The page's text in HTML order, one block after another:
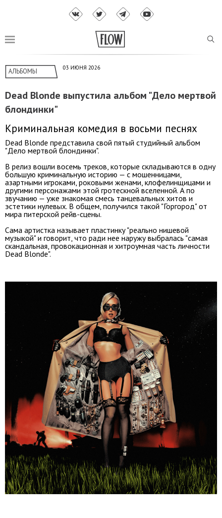
АЛЬБОМЫ 03 ИЮНЯ 2026
Dead Blonde выпустила альбом "Дело мертвой
блондинки"
Криминальная комедия в восьми песнях
Dead Blonde представила свой пятый студийный альбом
"Дело мертвой блондинки".
В релиз вошли восемь треков, которые складываются в одну
большую криминальную историю — с мошенницами,
азартными игроками, роковыми женами, клофелинщицами и
другими персонажами этой гротескной вселенной. А по
звучанию — уже знакомая смесь танцевальных хитов и
эстетики нулевых. В общем, получился такой "Горгород" от
мира питерской рейв-сцены.
Сама артистка называет пластинку "реально нишевой
музыкой" и говорит, что ради нее наружу выбралась "самая
скандальная, провокационная и хитроумная часть личности
Dead Blonde".